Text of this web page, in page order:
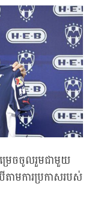
រេចចូលរួមជាមួយ
ាមការប្រកាសរបស់